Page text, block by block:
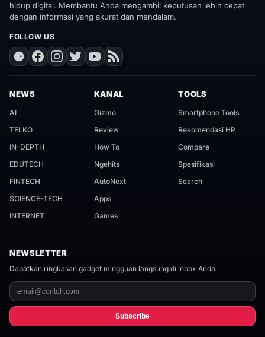
hidup digital. Membantu Anda mengambil keputusan lebih cepat
dengan informasi yang akurat dan mendalam.
FOLLOW US
NEWS
AI
TELKO
IN-DEPTH
EDUTECH
FINTECH
SCIENCE-TECH
INTERNET
KANAL
Gizmo
Review
How To
Ngehits
AutoNext
Apps
Games
TOOLS
Smartphone Tools
Rekomendasi HP
Compare
Spesifikasi
Search
NEWSLETTER
Dapatkan ringkasan gadget mingguan langsung di inbox Anda.
Subscribe